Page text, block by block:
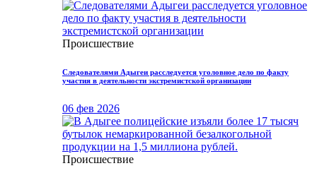
Происшествие
Следователями Адыгеи расследуется уголовное дело по факту
участия в деятельности экстремистской организации
06 фев 2026
Происшествие